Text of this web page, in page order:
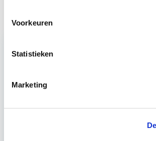
Voorkeuren
Statistieken
Marketing
en soft-skills' als projectleider/